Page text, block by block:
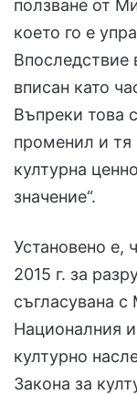
ползване от
което го е
Впоследствие
вписан като
Въпреки това
променил и
културна
значение“.
Установено е,
2015 г. за
съгласувана с
Националния
културно
Закона за